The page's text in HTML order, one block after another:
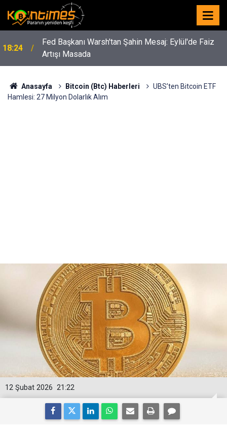
18:24
Fed Başkanı Warsh'tan Şahin Mesaj: Eylül'de Faiz
Artışı Masada
Anasayfa Bitcoin (Btc) Haberleri
UBS’ten Bitcoin ETF
Hamlesi: 27 Milyon Dolarlık Alım
21:22
12 Şubat 2026